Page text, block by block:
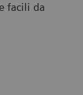
facili da